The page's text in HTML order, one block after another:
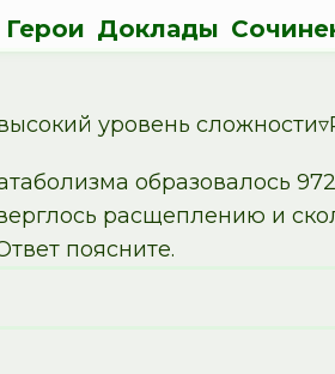
Герои Доклады
уровень
образовалось
расщеплению и
поясните.